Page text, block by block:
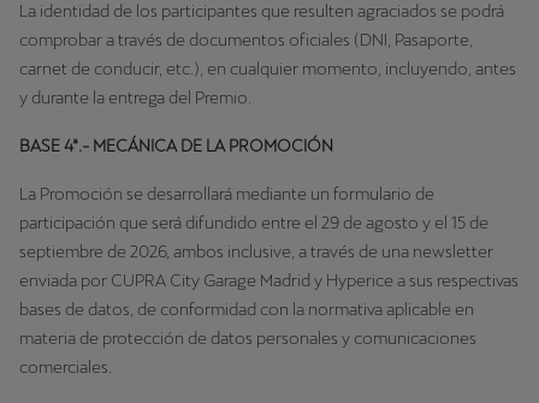
La identidad de los participantes que resulten agraciados se podrá
comprobar a través de documentos oficiales (DNI, Pasaporte,
carnet de conducir, etc.), en cualquier momento, incluyendo, antes
y durante la entrega del Premio.
BASE 4ª.- MECÁNICA DE LA PROMOCIÓN
La Promoción se desarrollará mediante un formulario de
participación que será difundido entre el 29 de agosto y el 15 de
septiembre de 2026, ambos inclusive, a través de una newsletter
enviada por CUPRA City Garage Madrid y Hyperice a sus respectivas
bases de datos, de conformidad con la normativa aplicable en
materia de protección de datos personales y comunicaciones
comerciales.